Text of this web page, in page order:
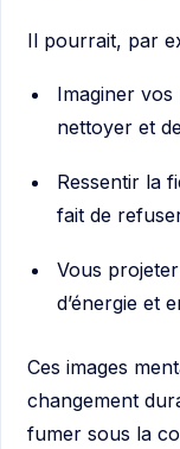
Il pourrait, par
Imaginer
nettoyer et
Ressentir la
fait de
Vous
d’énergie et
Ces images
changement
fumer sous la